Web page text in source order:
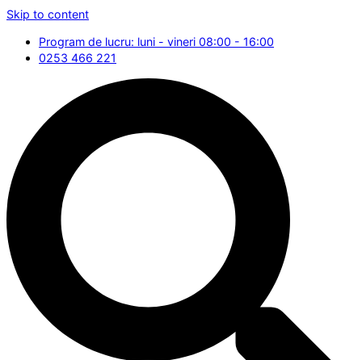
Skip to content
Program de lucru: luni - vineri 08:00 - 16:00
0253 466 221